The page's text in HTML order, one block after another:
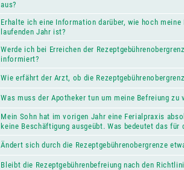
aus?
Erhalte ich eine Information darüber, wie hoch meine
laufenden Jahr ist?
Werde ich bei Erreichen der
informiert?
Wie erfährt der Arzt, ob die
Was muss der Apotheker tun um meine Befreiung zu
Mein Sohn hat im vorigen Jahr eine Ferialpraxis
keine Beschäftigung ausgeübt. Was bedeutet das für
Ändert sich durch die Rezeptgebührenobergrenze
Bleibt die Rezeptgebührenbefreiung nach den